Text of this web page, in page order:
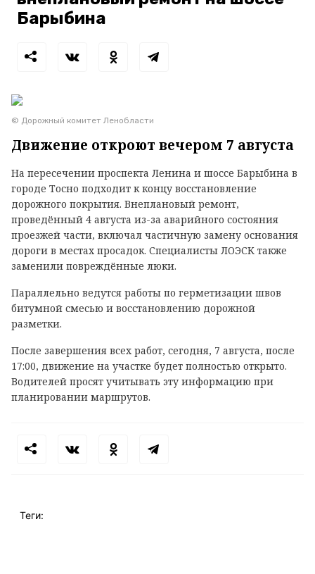
Барыбина
© Дорожный комитет Ленобласти
Движение откроют вечером 7 августа
На пересечении проспекта Ленина и шоссе Барыбина в
городе Тосно подходит к концу восстановление
дорожного покрытия. Внеплановый ремонт,
проведённый 4 августа из-за аварийного состояния
проезжей части, включал частичную замену основания
дороги в местах просадок. Специалисты ЛОЭСК также
заменили повреждённые люки.
Параллельно ведутся работы по герметизации швов
битумной смесью и восстановлению дорожной
разметки.
После завершения всех работ, сегодня, 7 августа, после
17:00, движение на участке будет полностью открыто.
Водителей просят учитывать эту информацию при
планировании маршрутов.
Теги: